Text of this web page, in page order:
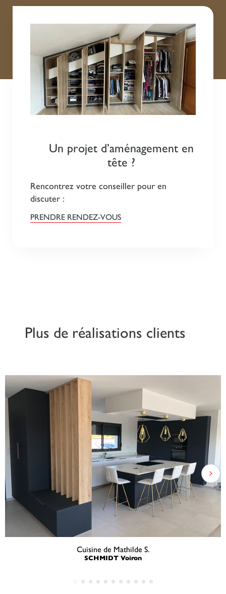
Un projet d’aménagement en
tête ?
Rencontrez votre conseiller pour en
discuter :
PRENDRE RENDEZ-VOUS
Plus de réalisations clients
Cuisine de Mathilde S.
SCHMIDT Voiron